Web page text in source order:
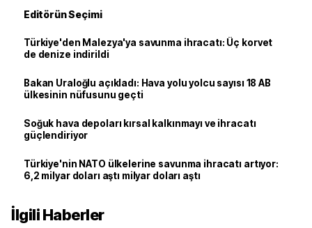
Editörün Seçimi
Türkiye'den Malezya'ya savunma ihracatı: Üç korvet
de denize indirildi
Bakan Uraloğlu açıkladı: Hava yolu yolcu sayısı 18 AB
ülkesinin nüfusunu geçti
Soğuk hava depoları kırsal kalkınmayı ve ihracatı
güçlendiriyor
Türkiye'nin NATO ülkelerine savunma ihracatı artıyor:
6,2 milyar doları aştı milyar doları aştı
İlgili Haberler